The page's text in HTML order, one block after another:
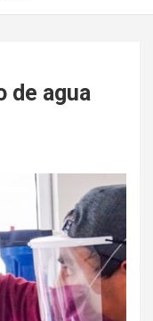
de agua